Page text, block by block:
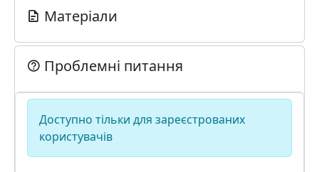
Матеріали
Проблемні питання
Доступно тільки для зареєстрованих
користувачів